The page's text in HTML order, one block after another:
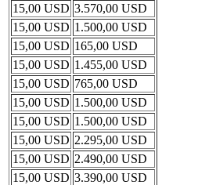
15,00 USD 3.570,00 USD
15,00 USD 1.500,00 USD
15,00 USD 165,00 USD
15,00 USD 1.455,00 USD
15,00 USD 765,00 USD
15,00 USD 1.500,00 USD
15,00 USD 1.500,00 USD
15,00 USD 2.295,00 USD
15,00 USD 2.490,00 USD
15,00 USD 3.390,00 USD